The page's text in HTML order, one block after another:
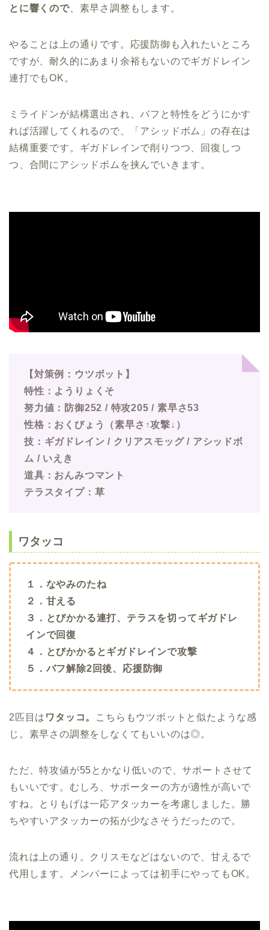
とに響くので、素早さ調整もします。
やることは上の通りです。応援防御も入れたいところ
ですが、耐久的にあまり余裕もないのでギガドレイン
連打でもOK。
ミライドンが結構選出され、バフと特性をどうにかす
れば活躍してくれるので、「アシッドボム」の存在は
結構重要です。ギガドレインで削りつつ、回復しつ
つ、合間にアシッドボムを挟んでいきます。
【対策例：ウツボット】
特性：ようりょくそ
努力値：防御252 / 特攻205 / 素早さ53
性格：おくびょう（素早さ↑攻撃↓）
技：ギガドレイン / クリアスモッグ / アシッドボ
ム / いえき
道具：おんみつマント
テラスタイプ：草
ワタッコ
１．なやみのたね
２．甘える
３．とびかかる連打、テラスを切ってギガドレ
インで回復
４．とびかかるとギガドレインで攻撃
５．バフ解除2回後、応援防御
2匹目は ワタッコ。
こちらもウツボットと似たような感
じ。素早さの調整をしなくてもいいのは◎。
ただ、特攻値が55とかなり低いので、サポートさせて
もいいです。むしろ、サポーターの方が適性が高いで
すね。とりもげは一応アタッカーを考慮しました。勝
ちやすいアタッカーの拓が少なさそうだったので。
流れは上の通り。クリスモなどはないので、甘えるで
代用します。メンバーによっては初手にやってもOK。